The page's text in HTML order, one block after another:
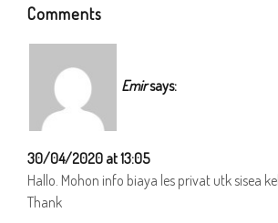
Comments
Emirsays:
30/04/2020 at 13:05
Hallo. Mohon info biaya les privat utk sisea
Thank